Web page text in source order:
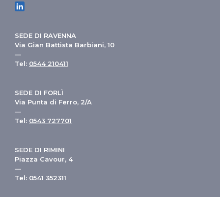
SEDE DI RAVENNA
Via Gian Battista Barbiani, 10
—
Tel: 0544 210411
SEDE DI FORLÌ
Via Punta di Ferro, 2/A
—
Tel: 0543 727701
SEDE DI RIMINI
Piazza Cavour, 4
—
Tel: 0541 352311